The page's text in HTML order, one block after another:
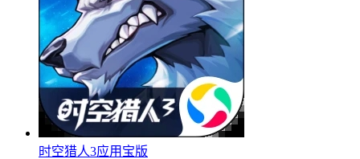
时空猎人3应用宝版